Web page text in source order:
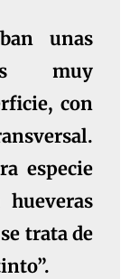
unas
muy
con
especie
trata de